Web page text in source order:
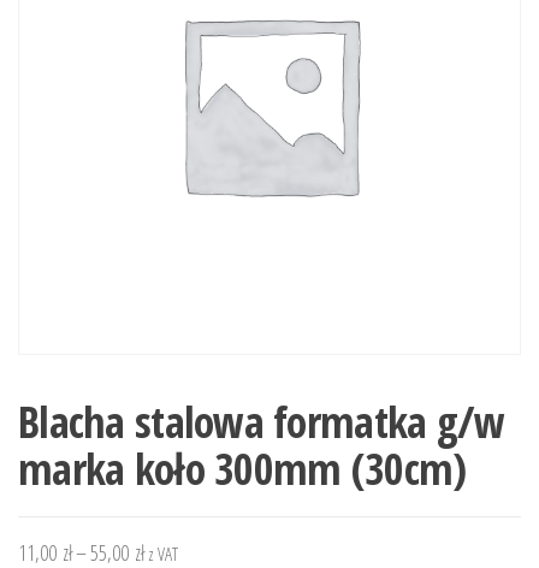
Blacha stalowa formatka g/w
marka koło 300mm (30cm)
11,00 zł–55,00 złZakres
z VAT